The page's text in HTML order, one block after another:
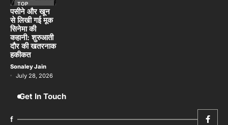
TOP
STORIES
पसीने और खून
से लिखी गई मूक
सिनेमा की
कहानी: शुरुआती
दौर की खतरनाक
हकीकत
Sonaley Jain
July 28, 2026
Get In Touch
f